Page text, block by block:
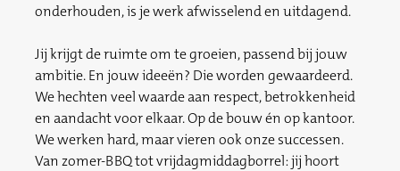
onderhouden, is je werk afwisselend en uitdagend.
Jij krijgt de ruimte om te groeien, passend bij jouw
ambitie. En jouw ideeën? Die worden gewaardeerd.
We hechten veel waarde aan respect, betrokkenheid
en aandacht voor elkaar. Op de bouw én op kantoor.
We werken hard, maar vieren ook onze successen.
Van zomer-BBQ tot vrijdagmiddagborrel: jij hoort